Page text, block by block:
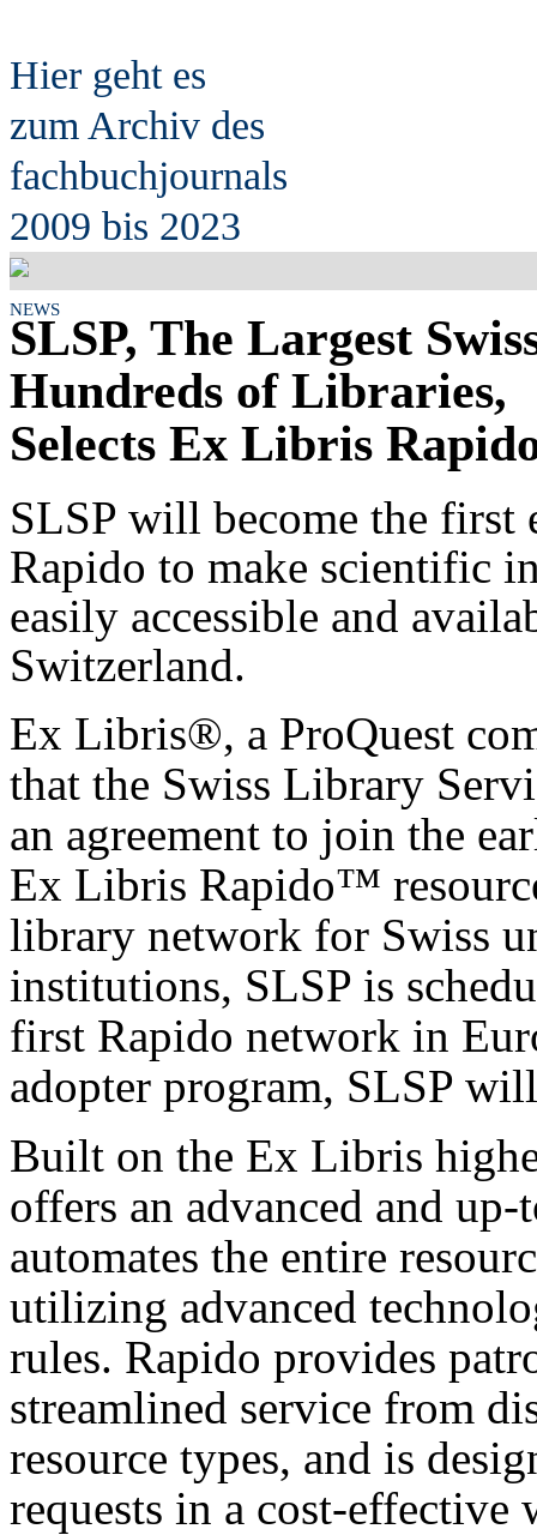
Hier geht es
zum Archiv des
fachbuchjournals
2009 bis 2023
NEWS
SLSP, The Largest
Hundreds of Libraries,
Selects Ex Libris
SLSP will become the first
Rapido to make scientific
easily accessible and
Switzerland.
Ex Libris®, a ProQuest
that the Swiss Library
an agreement to join the
Ex Libris Rapido™
library network for Swiss
institutions, SLSP is
first Rapido network in
adopter program, SLSP
Built on the Ex Libris
offers an advanced and
automates the entire
utilizing advanced
rules. Rapido provides
streamlined service from
resource types, and is
requests in a cost-effective